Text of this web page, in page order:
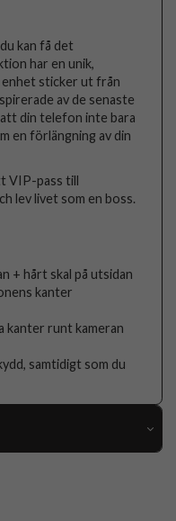
kan få det
har en unik,
sticker ut från
av de senaste
din telefon inte bara
en förlängning av din
VIP-pass till
lev livet som en boss.
+ hårt skal på utsidan
kanter
kanter runt kameran
samtidigt som du